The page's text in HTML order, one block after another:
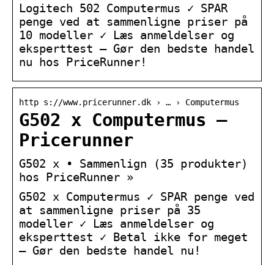
Logitech 502 Computermus ✓ SPAR
penge ved at sammenligne priser på
10 modeller ✓ Læs anmeldelser og
eksperttest – Gør den bedste handel
nu hos PriceRunner!
http s://www.pricerunner.dk › … › Computermus
G502 x Computermus –
Pricerunner
G502 x • Sammenlign (35 produkter)
hos PriceRunner »
G502 x Computermus ✓ SPAR penge ved
at sammenligne priser på 35
modeller ✓ Læs anmeldelser og
eksperttest ✓ Betal ikke for meget
– Gør den bedste handel nu!